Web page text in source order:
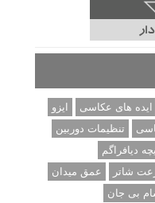
ایده های عکاسی
ایزو
تنظیمات دوربین
دیافراگم
شاتر
عمق میدان
بی جان